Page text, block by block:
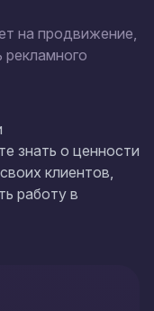
на продвижение,
знать о ценности
клиентов,
работу в